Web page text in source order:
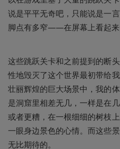
说是平平无奇吧，只能说是一
脚点有多窄——在屏幕上看起来
这些跳跃关卡和之前提到的断
性地毁灭了这个世界最初带给
壮丽辉煌的巨大场景中，我的
是洞窟里相差无几，一样是在
或者更糟，在一根细细的树枝
一眼身边景色的心情。而这些
无比期待的。